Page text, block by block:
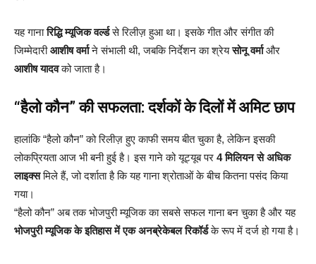
यह गानारिद्धि म्यूजिक वर्ल्डसे रिलीज़ हुआ था। इसके गीत और संगीत की
जिम्मेदारीआशीष वर्माने संभाली थी, जबकि निर्देशन का श्रेयसोनू वर्माऔर
आशीष यादवको जाता है।
“हैलो कौन” की सफलता: दर्शकों के दिलों में अमिट छाप
हालांकि “हैलो कौन” को रिलीज़ हुए काफी समय बीत चुका है, लेकिन इसकी
लोकप्रियता आज भी बनी हुई है। इस गाने को यूट्यूब पर 4 मिलियन से अधिक
लाइक्समिले हैं, जो दर्शाता है कि यह गाना श्रोताओं के बीच कितना पसंद किया
गया।
“हैलो कौन” अब तक भोजपुरी म्यूजिक का सबसे सफल गाना बन चुका है और यह
भोजपुरी म्यूजिक के इतिहास में एक अनब्रेकेबल रिकॉर्डके रूप में दर्ज हो गया है।